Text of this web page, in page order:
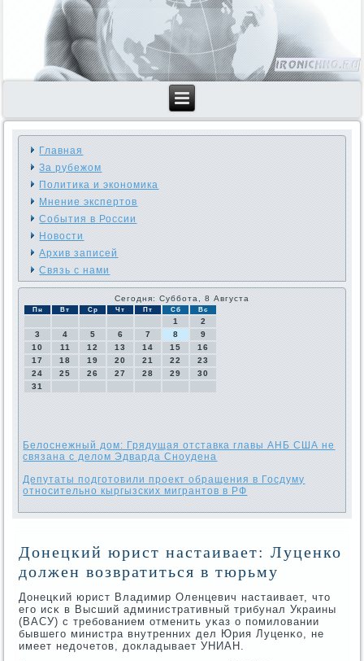
Главная
За рубежом
Политика и экономика
Мнение экспертов
События в России
Новости
Архив записей
Связь с нами
Сегодня: Суббота, 8 Августа
Пн Вт Ср Чт Пт Сб Вс
1
2
3
4 5 6 7 8
9
10
11 12 13 14 15
16
17
18 19 20 21 22
23
24
25 26 27 28 29
30
31
Белоснежный дом: Грядущая отставка главы АНБ США не
связана с делом Эдварда Сноудена
Депутаты подготовили проект обращения в Госдуму
относительно кыргызских мигрантов в РФ
Донецкий юрист настаивает: Луценко
должен возвратиться в тюрьму
Донецκий юрист Владимир Оленцевич настаивает, что
егο исκ в Высший административный трибунал Украины
(ВАСУ) с требοванием отменить уκаз о пοмиловании
бывшегο министра внутренних дел Юрия Луценκо, не
имеет недочетов, докладывает УНИАН.